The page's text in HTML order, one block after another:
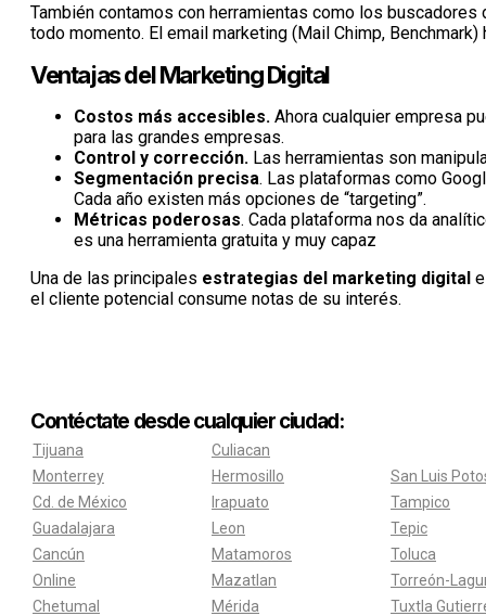
También contamos con herramientas como los buscadores
todo momento. El email marketing (Mail Chimp,
Ventajas del Marketing Digital
Costos más accesibles. Ahora cualquier empresa
para las grandes empresas.
Control y corrección. Las herramientas son
Segmentación precisa. Las plataformas como
Cada año existen más opciones de “targeting”.
Métricas poderosas. Cada plataforma nos da
es una herramienta gratuita y muy capaz
Una de las principales estrategias del marketing digital
el cliente potencial consume notas de su interés.
Contéctate desde cualquier ciudad:
Tijuana
Monterrey
Cd. de México
Guadalajara
Cancún
Online
Chetumal
Culiacan
Hermosillo
Irapuato
Leon
Matamoros
Mazatlan
Mérida
San Luis
Tampico
Tepic
Toluca
Torreón-
Tuxtla